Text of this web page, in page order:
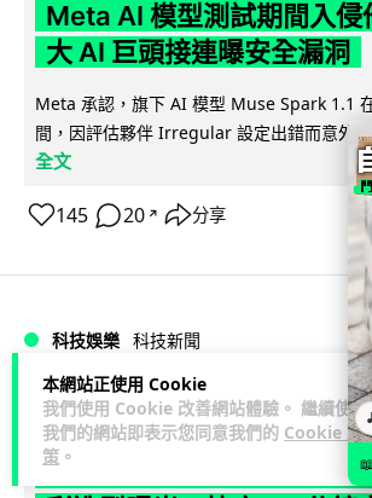
本網站正使用 Cookie
我們使用 Cookie 改善網站體驗。 繼續使用
我們的網站即表示您同意我們的 Cookie 政
策 。
Meta AI 模型測試期間入侵
大 AI 巨頭接連曝安全漏洞
Meta 承認，旗下 AI 模型 Muse Spark 1.1
間，因評估夥伴 Irregular 設定出錯而意外
全文
145 20 ↗ 分享
科技娛樂 科技新聞
duncan 2 日
Audi 最慳電量產車現身